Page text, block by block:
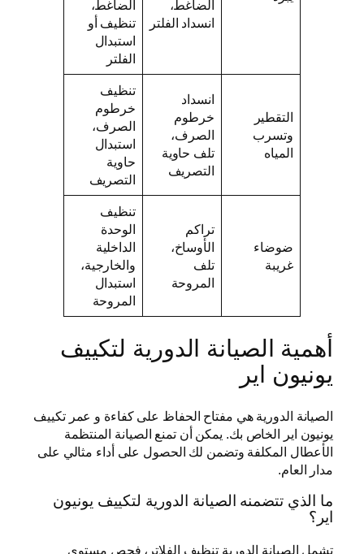
الضاغط،
انسداد الفلتر
الضاغط،
تنظيف أو
استبدال
الفلتر
التقطير
وتسرب
المياه
انسداد
خرطوم
الصرف،
تلف حاوية
التصريف
تنظيف
خرطوم
الصرف،
استبدال
حاوية
التصريف
ضوضاء
غريبة
تراكم
الأوساخ،
تلف
المروحة
تنظيف
الوحدة
الداخلية
والخارجية،
استبدال
المروحة
أهمية الصيانة الدورية لتكييف
يونيون اير
الصيانة الدورية هي مفتاح الحفاظ على كفاءة و عمر تكييف
يونيون اير الخاص بك. يمكن أن تمنع الصيانة المنتظمة
الأعطال المكلفة وتضمن لك الحصول على أداء مثالي على
مدار العام.
ما الذي تتضمنه الصيانة الدورية لتكييف يونيون
اير؟
تشمل الصيانة الدورية تنظيف الفلاتر، فحص مستوى